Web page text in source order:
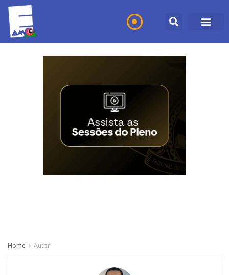
Home Autor